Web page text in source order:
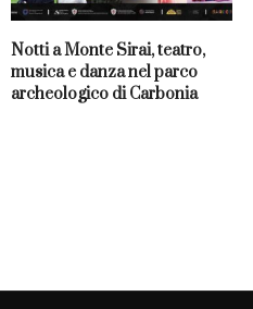
Notti a Monte Sirai, teatro,
musica e danza nel parco
archeologico di Carbonia